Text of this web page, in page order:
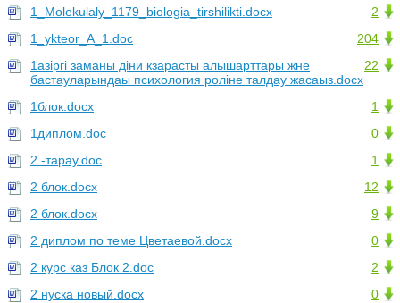
2
1_Molekulaly_1179_biologia_tirshilikti.docx
204
1_ykteor_A_1.doc
22
1азіргі заманы діни кзарасты алышарттары жне
бастауларындаы психология роліне талдау жасаыз.docx
1
1блок.docx
0
1диплом.doc
1
2 -тарау.doc
12
2 блок.docx
9
2 блок.docx
0
2 диплом по теме Цветаевой.docx
2
2 курс каз Блок 2.doc
0
2 нуска новый.docx